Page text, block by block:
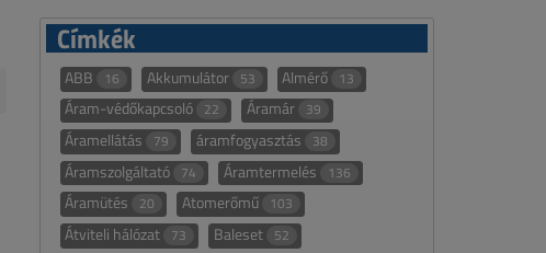
Címkék
ABB 16 Akkumulátor 53 Almérő 13
Áram-védőkapcsoló 22 Áramár 39
Áramellátás 79 áramfogyasztás 38
Áramszolgáltató 74 Áramtermelés 136
Áramütés 20 Atomerőmű 103
Átviteli hálózat 73 Baleset 52